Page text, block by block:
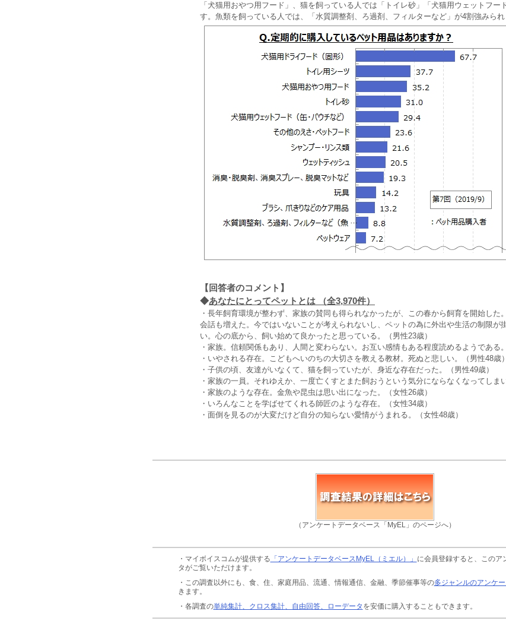
「犬猫用おやつ用フード」、猫を飼っている人では「トイレ砂」「犬猫用ウェットフー
す。魚類を飼っている人では、「水質調整剤、ろ過剤、フィルターなど」が4割強みられ
【回答者のコメント】
◆あなたにとってペットとは （全3,970件）
・長年飼育環境が整わず、家族の賛同も得られなかったが、この春から飼育を開始した
会話も増えた。今ではいないことが考えられないし、ペットの為に外出や生活の制限が
い。心の底から、飼い始めて良かったと思っている。（男性23歳）
・家族。信頼関係もあり、人間と変わらない。お互い感情もある程度読めるようである
・いやされる存在。こどもへいのちの大切さを教える教材。死ぬと悲しい。（男性48歳）
・子供の頃、友達がいなくて、猫を飼っていたが、身近な存在だった。（男性49歳）
・家族の一員。それゆえか、一度亡くすとまた飼おうという気分にならなくなってしま
・家族のような存在。金魚や昆虫は思い出になった。（女性26歳）
・いろんなことを学ばせてくれる師匠のような存在。（女性34歳）
・面倒を見るのが大変だけど自分の知らない愛情がうまれる。（女性48歳）
（アンケートデータベース「MyEL」のページへ）
・マイボイスコムが提供する 「アンケートデータベースMyEL（ミエル）」 に会員登録すると、このア
タがご覧いただけます。
・この調査以外にも、食、住、家庭用品、流通、情報通信、金融、季節催事等の多ジャンルのアンケ
きます。
・各調査の単純集計、クロス集計、自由回答、ローデータ を安価に購入することもできます。